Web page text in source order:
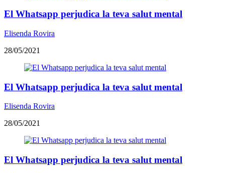
El Whatsapp perjudica la teva salut mental
Elisenda Rovira
28/05/2021
El Whatsapp perjudica la teva salut mental
Elisenda Rovira
28/05/2021
El Whatsapp perjudica la teva salut mental